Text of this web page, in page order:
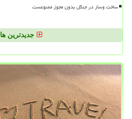
ساخت وساز در جنگل بدون مجوز ممنوعست
جدیدترین ها